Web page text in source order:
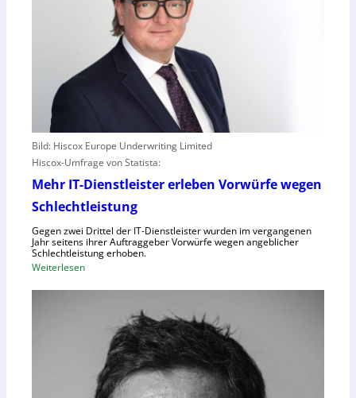
Bild: Hiscox Europe Underwriting Limited
Hiscox-Umfrage von Statista:
Mehr IT-Dienstleister erleben Vorwürfe wegen
Schlechtleistung
Gegen zwei Drittel der IT-Dienstleister wurden im vergangenen
Jahr seitens ihrer Auftraggeber Vorwürfe wegen angeblicher
Schlechtleistung erhoben.
Weiterlesen: